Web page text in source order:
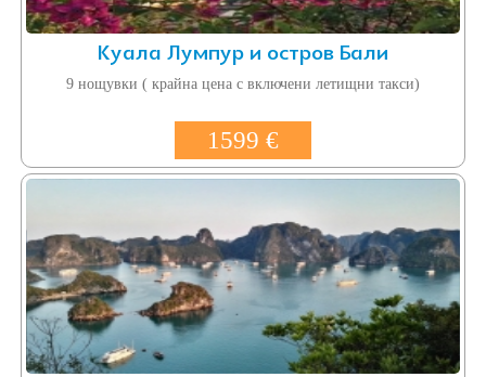
Куала Лумпур и остров Бали
9 нощувки ( крайна цена с включени летищни такси)
1599 €